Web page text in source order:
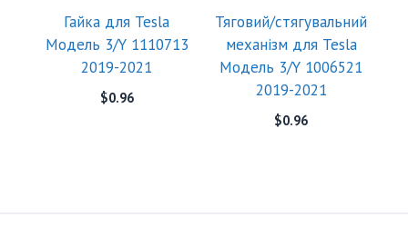
Гайка для Tesla
Модель 3/Y 1110713
2019-2021
$0.96
Тяговий/стягувальний
механізм для Tesla
Модель 3/Y 1006521
2019-2021
$0.96